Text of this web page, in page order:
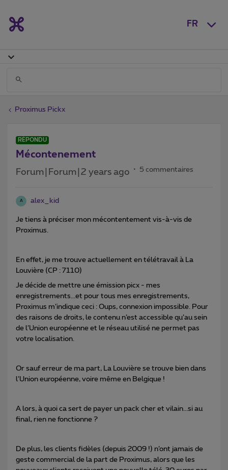
FR
Proximus Pickx
RÉPONDU
Mécontenement
Forum|Forum|2 years ago 5 commentaires
A alex_kid
Je tiens à préciser mon mécontentement vis-à-vis de
Proximus.
En effet, je me trouve actuellement en télétravail à La
Louvière (CP : 7110)
Je décide de mettre une émission picx - mes
enregistrements...et pour tous mes enregistrements,
Proximus m’indique ceci : Oups, connexion impossible. Pour
des raisons de droits, le contenu n’est accessible qu’au sein
de l’Union européenne et le réseau utilisé ne permet pas
votre localisation.
Or sauf erreur de ma part, La Louvière se trouve bien dans
l’Union européenne, voire même en Belgique !
A lors, à quoi ca sert de payer un pack cher et vilain...si au
final, rien ne fonctionne ?
De plus, les clients fidèles (depuis 2009 !) n’ont jamais de
geste commercial de la part de Proximus, alors que les